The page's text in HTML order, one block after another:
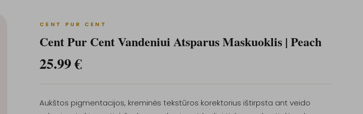
CENT PUR CENT
Cent Pur Cent Vandeniui Atsparus Maskuoklis | Peach
25.99€
Aukštos pigmentacijos, kreminės tekstūros korektorius ištirpsta ant veido